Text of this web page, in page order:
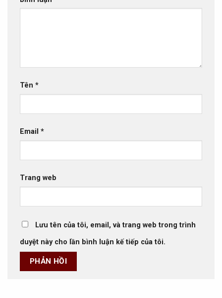
Tên *
Email *
Trang web
Lưu tên của tôi, email, và trang web trong trình
duyệt này cho lần bình luận kế tiếp của tôi.